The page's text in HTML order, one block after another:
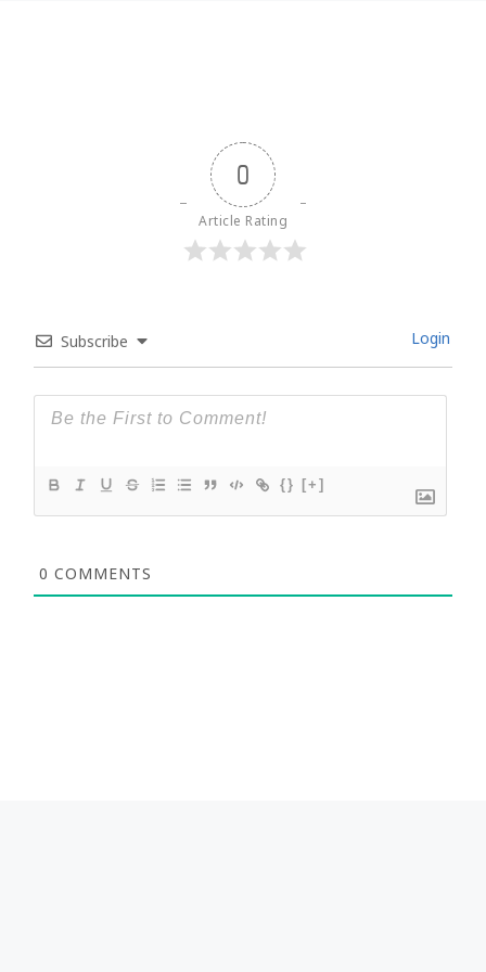
0
Article Rating
Subscribe Login
{} [+]
0 COMMENTS